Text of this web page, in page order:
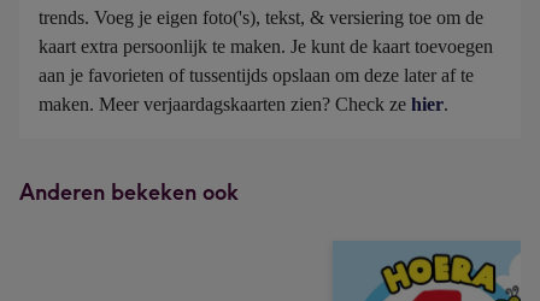
trends. Voeg je eigen foto('s), tekst, & versiering toe om de
kaart extra persoonlijk te maken. Je kunt de kaart toevoegen
aan je favorieten of tussentijds opslaan om deze later af te
maken. Meer verjaardagskaarten zien? Check ze hier.
Anderen bekeken ook